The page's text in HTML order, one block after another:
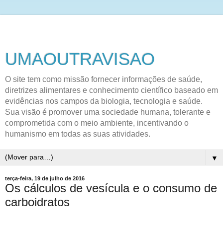
UMAOUTRAVISAO
O site tem como missão fornecer informações de saúde,
diretrizes alimentares e conhecimento científico baseado em
evidências nos campos da biologia, tecnologia e saúde.
Sua visão é promover uma sociedade humana, tolerante e
comprometida com o meio ambiente, incentivando o
humanismo em todas as suas atividades.
▼
terça-feira, 19 de julho de 2016
Os cálculos de vesícula e o consumo de
carboidratos